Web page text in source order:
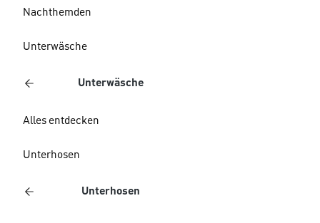
Nachthemden
Unterwäsche
Unterwäsche
Alles entdecken
Unterhosen
Unterhosen